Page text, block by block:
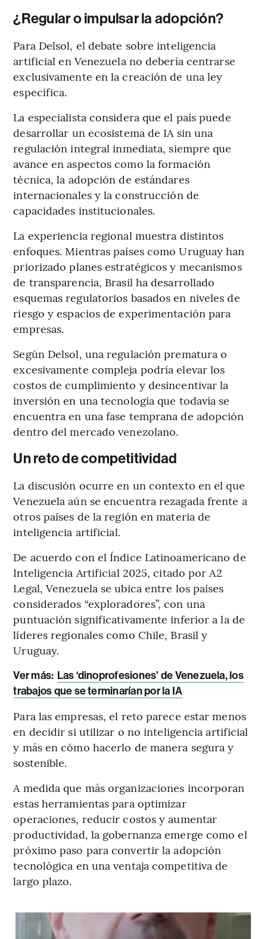
¿Regular o impulsar la adopción?
Para Delsol, el debate sobre inteligencia
artificial en Venezuela no debería centrarse
exclusivamente en la creación de una ley
específica.
La especialista considera que el país puede
desarrollar un ecosistema de IA sin una
regulación integral inmediata, siempre que
avance en aspectos como la formación
técnica, la adopción de estándares
internacionales y la construcción de
capacidades institucionales.
La experiencia regional muestra distintos
enfoques. Mientras países como Uruguay han
priorizado planes estratégicos y mecanismos
de transparencia, Brasil ha desarrollado
esquemas regulatorios basados en niveles de
riesgo y espacios de experimentación para
empresas.
Según Delsol, una regulación prematura o
excesivamente compleja podría elevar los
costos de cumplimiento y desincentivar la
inversión en una tecnología que todavía se
encuentra en una fase temprana de adopción
dentro del mercado venezolano.
Un reto de competitividad
La discusión ocurre en un contexto en el que
Venezuela aún se encuentra rezagada frente a
otros países de la región en materia de
inteligencia artificial.
De acuerdo con el Índice Latinoamericano de
Inteligencia Artificial 2025, citado por A2
Legal, Venezuela se ubica entre los países
considerados “exploradores”, con una
puntuación significativamente inferior a la de
líderes regionales como Chile, Brasil y
Uruguay.
Ver más: Las ‘dinoprofesiones’ de Venezuela, los
trabajos que se terminarían por la IA
Para las empresas, el reto parece estar menos
en decidir si utilizar o no inteligencia artificial
y más en cómo hacerlo de manera segura y
sostenible.
A medida que más organizaciones incorporan
estas herramientas para optimizar
operaciones, reducir costos y aumentar
productividad, la gobernanza emerge como el
próximo paso para convertir la adopción
tecnológica en una ventaja competitiva de
largo plazo.